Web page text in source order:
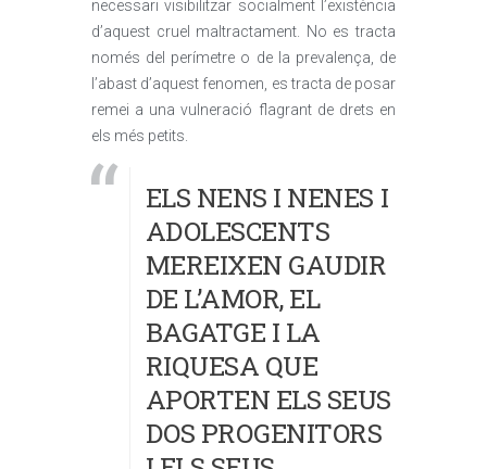
necessari visibilitzar socialment l’existència
d’aquest cruel maltractament. No es tracta
només del perímetre o de la prevalença, de
l’abast d’aquest fenomen, es tracta de posar
remei a una vulneració flagrant de drets en
els més petits.
ELS NENS I NENES I
ADOLESCENTS
MEREIXEN GAUDIR
DE L’AMOR, EL
BAGATGE I LA
RIQUESA QUE
APORTEN ELS SEUS
DOS PROGENITORS